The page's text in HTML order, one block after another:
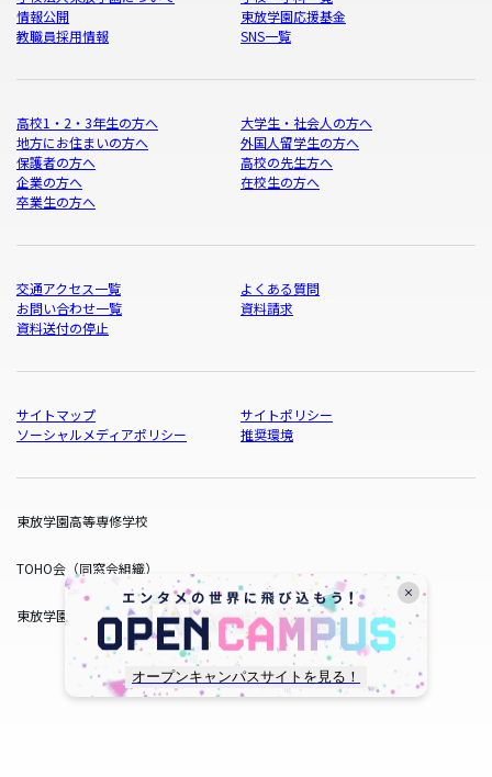
オープンキャンパスサイトを見る！
情報公開
東放学園応援基金
教職員採用情報
SNS一覧
高校1・2・3年生の方へ
大学生・社会人の方へ
地方にお住まいの方へ
外国人留学生の方へ
保護者の方へ
高校の先生方へ
企業の方へ
在校生の方へ
卒業生の方へ
交通アクセス一覧
よくある質問
お問い合わせ一覧
資料請求
資料送付の停止
サイトマップ
サイトポリシー
ソーシャルメディアポリシー
推奨環境
東放学園高等専修学校
TOHO会（同窓会組織）
東放学園サービス
copyright © TOHO GAKUEN All Rights Reserved.